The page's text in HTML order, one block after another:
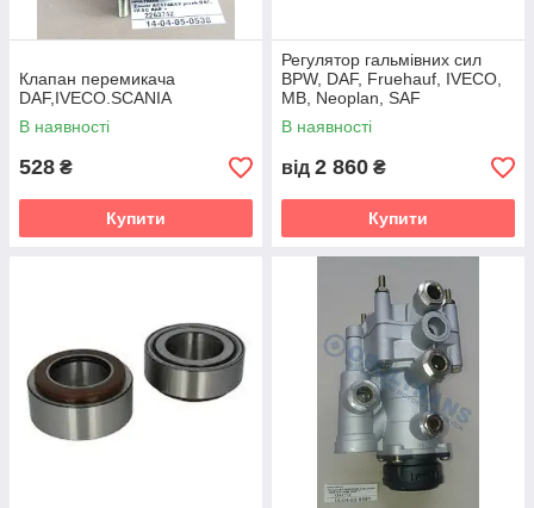
Клапан перемикача
DAF,IVECO.SCANIA
В наявності
528 ₴
Купити
Регулятор гальмівних сил
BPW, DAF, Fruehauf, IVECO,
MB, Neoplan, SAF
4757145000
В наявності
від 2 860 ₴
Купити